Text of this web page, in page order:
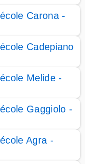
Carona -
Cadepiano
Melide -
Gaggiolo -
Agra -